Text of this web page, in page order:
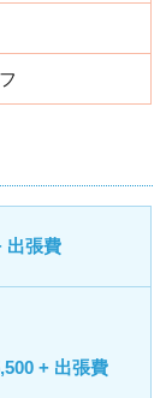
出張費
+ 出張費